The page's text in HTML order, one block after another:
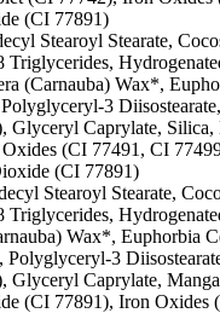
(CI 77891)
Stearoyl Stearate,
(Carnauba) Wax*,
3
Glyceryl Caprylate, Silica,
(CI 77491, CI
(CI 77891)
Stearoyl Stearate,
Wax*, Euphorbia
3
Glyceryl Caprylate,
(CI 77891), Iron Oxides